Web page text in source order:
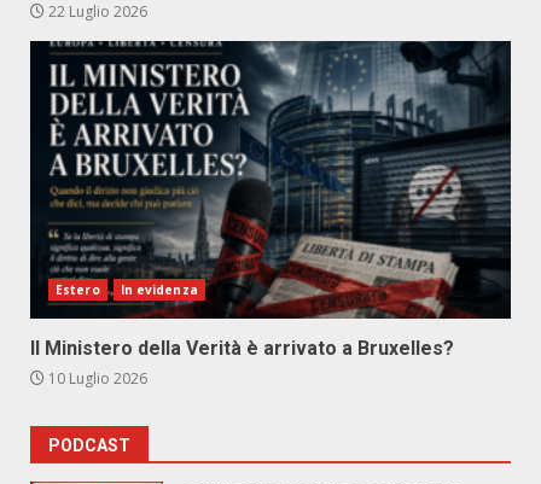
22 Luglio 2026
Estero In evidenza
Il Ministero della Verità è arrivato a Bruxelles?
10 Luglio 2026
PODCAST